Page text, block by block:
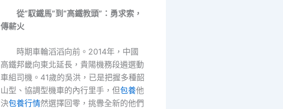
從“馭鐵馬”到“高鐵教頭”：勇求索，
傳薪火
時期車輪滔滔向前。2014年，中國
高鐵邦畿向東北延長，貴陽機務段遴選動
車組司機。41歲的吳洪，已是把握多種韶
山型、協調型機車的內行里手，但包養他
決包養行情然選擇回零，挑釁全新的他們